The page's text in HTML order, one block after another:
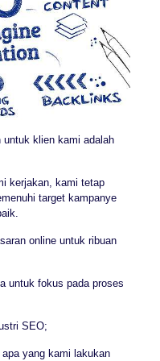
untuk klien kami adalah
kerjakan, kami tetap
target kampanye
online untuk ribuan
untuk fokus pada proses
SEO;
yang kami lakukan